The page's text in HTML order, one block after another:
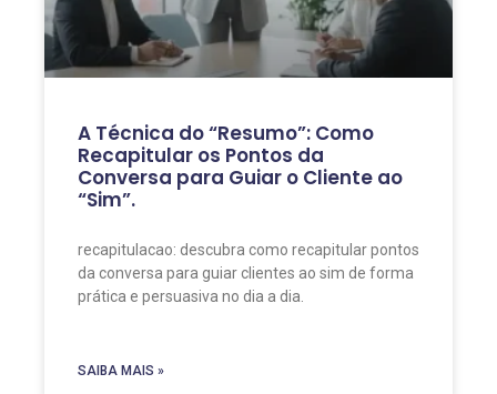
A Técnica do “Resumo”: Como
Recapitular os Pontos da
Conversa para Guiar o Cliente ao
“Sim”.
recapitulacao: descubra como recapitular pontos
da conversa para guiar clientes ao sim de forma
prática e persuasiva no dia a dia.
SAIBA MAIS »